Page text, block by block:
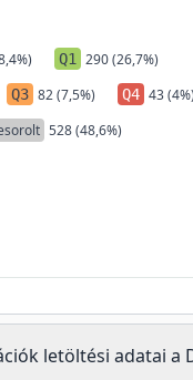
Q1 290 (26,7%)
Q3 82 (7,5%) Q4 43 (4%)
528 (48,6%)
letöltési adatai